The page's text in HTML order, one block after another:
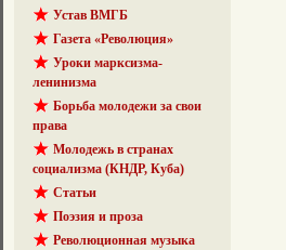
Устав ВМГБ
Газета «Революция»
Уроки марксизма-
ленинизма
Борьба молодежи за свои
права
Молодежь в странах
социализма (КНДР, Куба)
Статьи
Поэзия и проза
Революционная музыка